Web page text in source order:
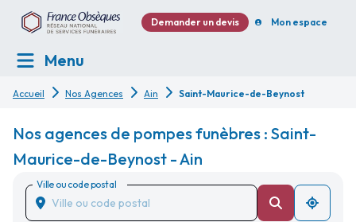
Demander un devis Mon espace
Menu
Accueil Nos Agences Ain Saint-Maurice-de-Beynost
Nos agences de pompes funèbres : Saint-
Maurice-de-Beynost - Ain
Ville ou code postal